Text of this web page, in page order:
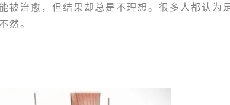
被治愈，但结果却总是不理想。很多人都认为
然。